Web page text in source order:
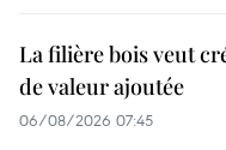
La filière bois veut
de valeur ajoutée
06/08/2026 07:45